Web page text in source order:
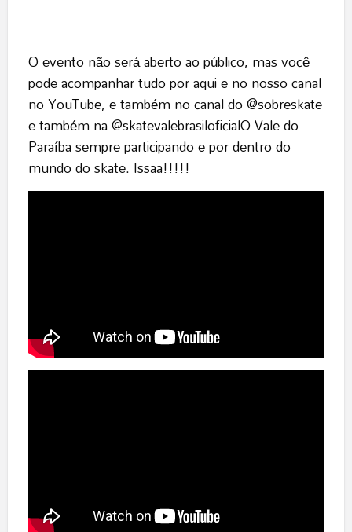
O evento não será aberto ao público, mas você
pode acompanhar tudo por aqui e no nosso canal
no YouTube, e também no canal do @sobreskate
e também na @skatevalebrasiloficialO Vale do
Paraíba sempre participando e por dentro do
mundo do skate. Issaa!!!!!